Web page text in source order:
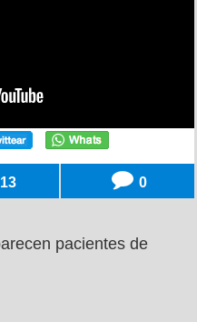
13 0
pacientes de